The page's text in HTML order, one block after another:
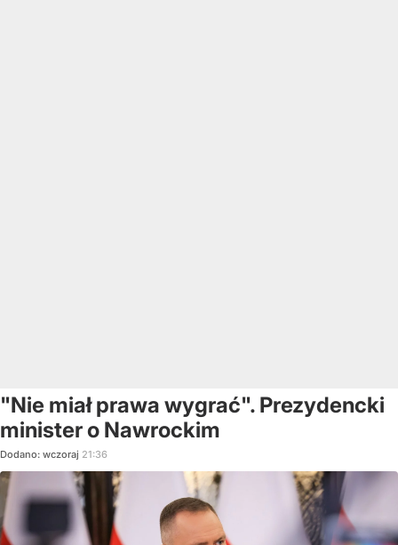
"Nie miał prawa wygrać". Prezydencki
minister o Nawrockim
Dodano: wczoraj 21:36